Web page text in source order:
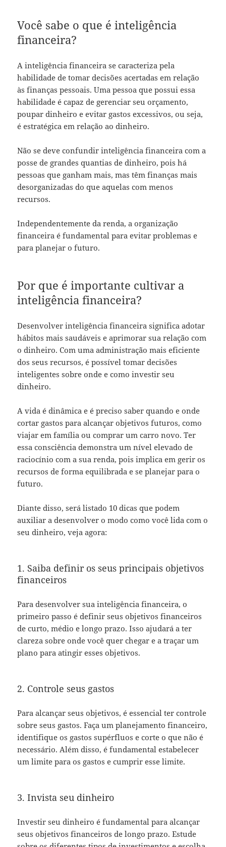
Você sabe o que é inteligência
financeira?
A inteligência financeira se caracteriza pela
habilidade de tomar decisões acertadas em relação
às finanças pessoais. Uma pessoa que possui essa
habilidade é capaz de gerenciar seu orçamento,
poupar dinheiro e evitar gastos excessivos, ou seja,
é estratégica em relação ao dinheiro.
Não se deve confundir inteligência financeira com a
posse de grandes quantias de dinheiro, pois há
pessoas que ganham mais, mas têm finanças mais
desorganizadas do que aquelas com menos
recursos.
Independentemente da renda, a organização
financeira é fundamental para evitar problemas e
para planejar o futuro.
Por que é importante cultivar a
inteligência financeira?
Desenvolver inteligência financeira significa adotar
hábitos mais saudáveis e aprimorar sua relação com
o dinheiro. Com uma administração mais eficiente
dos seus recursos, é possível tomar decisões
inteligentes sobre onde e como investir seu
dinheiro.
A vida é dinâmica e é preciso saber quando e onde
cortar gastos para alcançar objetivos futuros, como
viajar em família ou comprar um carro novo. Ter
essa consciência demonstra um nível elevado de
raciocínio com a sua renda, pois implica em gerir os
recursos de forma equilibrada e se planejar para o
futuro.
Diante disso, será listado 10 dicas que podem
auxiliar a desenvolver o modo como você lida com o
seu dinheiro, veja agora:
1. Saiba definir os seus principais objetivos
financeiros
Para desenvolver sua inteligência financeira, o
primeiro passo é definir seus objetivos financeiros
de curto, médio e longo prazo. Isso ajudará a ter
clareza sobre onde você quer chegar e a traçar um
plano para atingir esses objetivos.
2. Controle seus gastos
Para alcançar seus objetivos, é essencial ter controle
sobre seus gastos. Faça um planejamento financeiro,
identifique os gastos supérfluos e corte o que não é
necessário. Além disso, é fundamental estabelecer
um limite para os gastos e cumprir esse limite.
3. Invista seu dinheiro
Investir seu dinheiro é fundamental para alcançar
seus objetivos financeiros de longo prazo. Estude